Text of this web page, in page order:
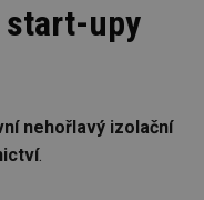
start-upy
nehořlavý izolační
.